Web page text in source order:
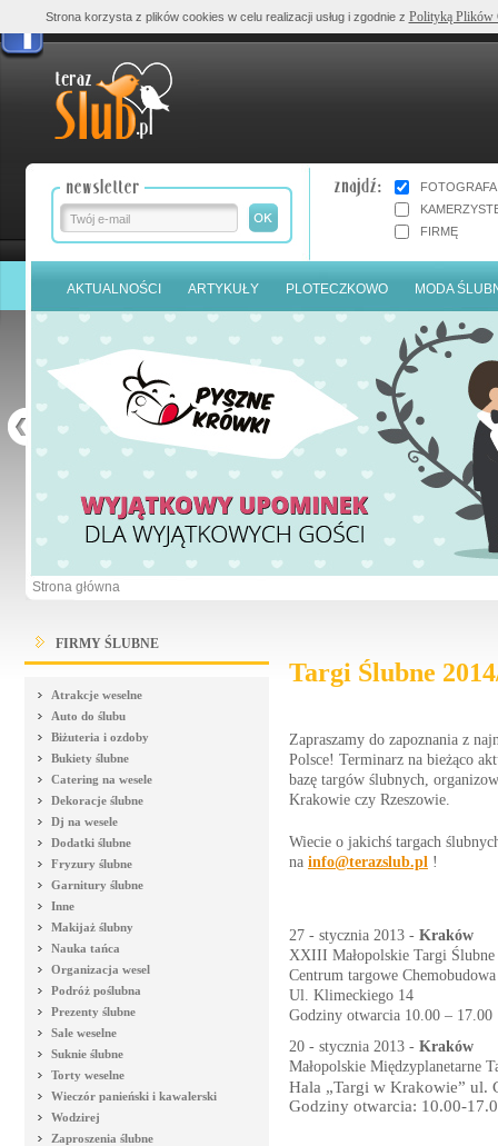
FOTOGRAFA
FIRMĘ
AKTUALNOŚCI ARTYKUŁY PLOTECZKOWO MODA
Strona główna
FIRMY ŚLUBNE
Atrakcje weselne
Auto do ślubu
Biżuteria i ozdoby
Bukiety ślubne
Catering na wesele
Dekoracje ślubne
Dj na wesele
Dodatki ślubne
Fryzury ślubne
Garnitury ślubne
Inne
Makijaż ślubny
Nauka tańca
Organizacja wesel
Podróż poślubna
Prezenty ślubne
Sale weselne
Suknie ślubne
Torty weselne
Wieczór panieński i kawalerski
Wodzirej
Zaproszenia ślubne
Targi Ślubne
Zapraszamy do zapoznania z
Polsce! Terminarz na bieżąco
bazę targów ślubnych,
Krakowie czy Rzeszowie.
Wiecie o jakichś targach
na info@terazslub.pl !
27 - stycznia 2013 - Kraków
XXIII Małopolskie Targi Ślubne
Centrum targowe Chemobudowa
Ul. Klimeckiego 14
Godziny otwarcia 10.00 – 17.00
20 - stycznia 2013 - Kraków
Małopolskie Międzyplanetarne
Hala „Targi w Krakowie” ul.
Godziny otwarcia: 10.00-
Strona korzysta z plików cookies w celu realizacji usług i zgodnie z Polityką Plików